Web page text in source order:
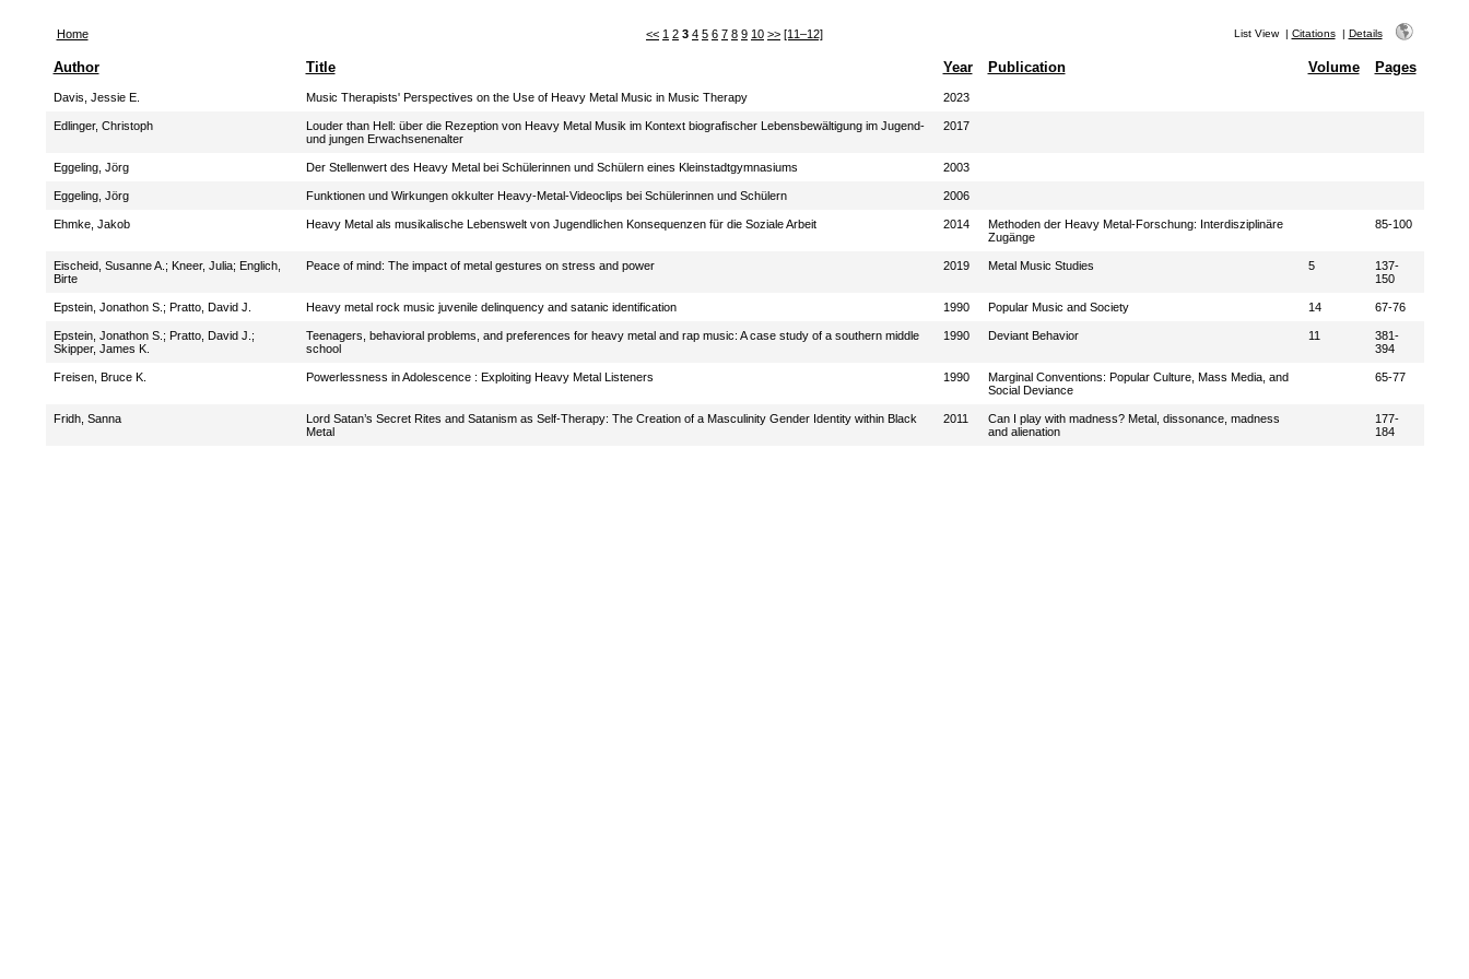
Home << 1 2 3 4 5 6 7 8 9 10 >> [11–12] List View| Citations| Details
Author Title Year Publication Volume Pages
Davis, Jessie E. Music Therapists' Perspectives on the Use of Heavy Metal Music in Music Therapy 2023
Edlinger, Christoph
Louder than Hell: über die Rezeption von Heavy Metal Musik im Kontext biografischer Lebensbewältigung im Jugend-
und jungen Erwachsenenalter
2017
Eggeling, Jörg Der Stellenwert des Heavy Metal bei Schülerinnen und Schülern eines Kleinstadtgymnasiums 2003
Eggeling, Jörg Funktionen und Wirkungen okkulter Heavy-Metal-Videoclips bei Schülerinnen und Schülern 2006
Ehmke, Jakob Heavy Metal als musikalische Lebenswelt von Jugendlichen Konsequenzen für die Soziale Arbeit 2014
Methoden der Heavy Metal-Forschung: Interdisziplinäre
Zugänge
85-100
Eischeid, Susanne A. ; Kneer, Julia; Englich,
Birte
Peace of mind: The impact of metal gestures on stress and power 2019 Metal Music Studies 5
137-
150
Epstein, Jonathon S. ; Pratto, David J. Heavy metal rock music juvenile delinquency and satanic identification 1990 Popular Music and Society 14 67-76
Epstein, Jonathon S. ; Pratto, David J. ;
Skipper, James K.
Teenagers, behavioral problems, and preferences for heavy metal and rap music: A case study of a southern middle
school
1990 Deviant Behavior 11
381-
394
Freisen, Bruce K. Powerlessness in Adolescence : Exploiting Heavy Metal Listeners 1990
Marginal Conventions: Popular Culture, Mass Media, and
Social Deviance
65-77
Fridh, Sanna
Lord Satan’s Secret Rites and Satanism as Self-Therapy: The Creation of a Masculinity Gender Identity within Black
Metal
2011
Can I play with madness? Metal, dissonance, madness
and alienation
177-
184